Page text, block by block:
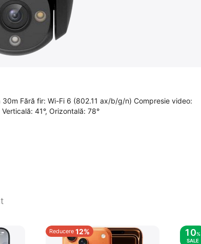
Fără fir: Wi-Fi 6 (802.11 ax/b/g/n) Compresie video:
41°, Orizontală: 78°
Reducere 12% 10%
SALE